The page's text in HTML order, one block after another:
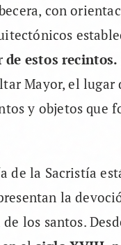
con
estos recintos.
Mayor, el lugar
y objetos que
de la Sacristía
la
los santos.